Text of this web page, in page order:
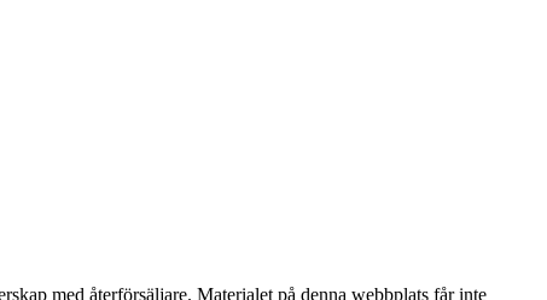
med återförsäljare. Materialet på denna webbplats får inte